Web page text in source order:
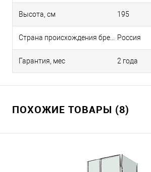
Высота, см 195
Россия
Гарантия, мес 2 года
ПОХОЖИЕ ТОВАРЫ (8)